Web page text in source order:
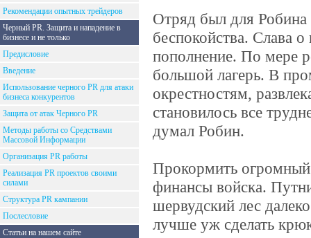
Рекомендации опытных трейдеров
Черный PR. Защита и нападение в
бизнесе и не только
Предисловие
Введение
Использование черного PR для атаки
бизнеса конкурентов
Защита от атак Черного PR
Методы работы со Средствами
Массовой Информации
Организация PR работы
Реализация PR проектов своими
силами
Структура PR кампании
Послесловие
Статьи на нашем сайте
Отряд был для
беспокойства. Слава
пополнение. По мере
большой лагерь. В
окрестностям,
становилось все
думал Робин.
Прокормить
финансы войска.
шервудский лес
лучше уж сделать